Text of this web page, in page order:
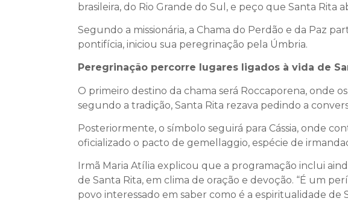
brasileira, do Rio Grande do Sul, e peço que Santa Rita
Segundo a missionária, a Chama do Perdão e da Paz
pontifícia, iniciou sua peregrinação pela Úmbria.
Peregrinação percorre lugares ligados à vida de
O primeiro destino da chama será Roccaporena, onde
segundo a tradição, Santa Rita rezava pedindo a
Posteriormente, o símbolo seguirá para Cássia, onde
oficializado o pacto de gemellaggio, espécie de
Irmã Maria Atília explicou que a programação inclui
de Santa Rita, em clima de oração e devoção. “É um
povo interessado em saber como é a espiritualidade de